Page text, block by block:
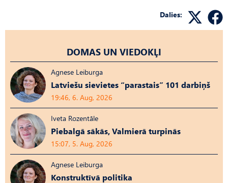
Dalies:
DOMAS UN VIEDOKĻI
Agnese Leiburga
Latviešu sievietes “parastais” 101 darbiņš
19:46, 6. Aug, 2026
Iveta Rozentāle
Piebalgā sākās, Valmierā turpinās
15:07, 5. Aug, 2026
Agnese Leiburga
Konstruktīvā politika